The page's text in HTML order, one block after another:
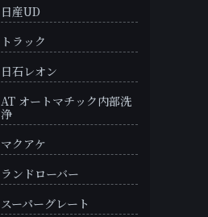
日産UD
トラック
日石レオン
AT オートマチック内部洗
浄
マクアケ
ランドローバー
スーパーグレート